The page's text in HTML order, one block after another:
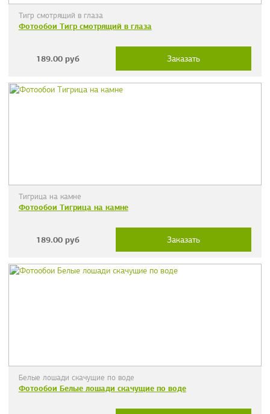
Тигр смотрящий в глаза
Фотообои Тигр смотрящий в глаза
189.00 руб Заказать
Тигрица на камне
Фотообои Тигрица на камне
189.00 руб Заказать
Белые лошади скачущие по воде
Фотообои Белые лошади скачущие по воде